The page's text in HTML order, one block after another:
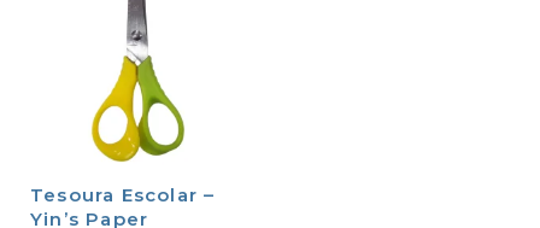
Tesoura Escolar –
Yin’s Paper